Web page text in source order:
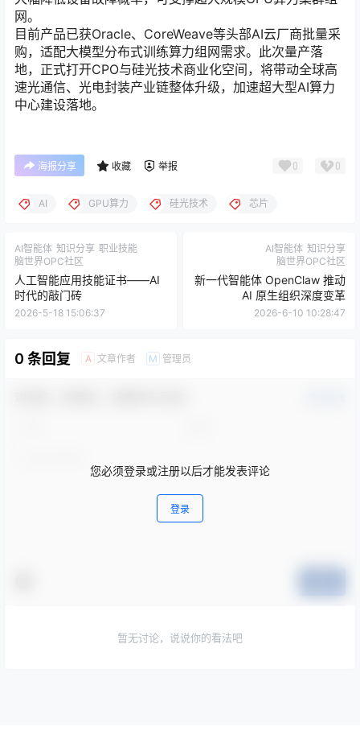
网。
目前产品已获Oracle、CoreWeave等头部AI云厂商批量采
购，适配大模型分布式训练算力组网需求。此次量产落
地，正式打开CPO与硅光技术商业化空间，将带动全球高
速光通信、光电封装产业链整体升级，加速超大型AI算力
中心建设落地。
海报分享 收藏 举报 0 0
AI GPU算力 硅光技术 芯片
AI智能体 知识分享 职业技能
脑世界OPC社区
人工智能应用技能证书——AI
时代的敲门砖
2026-5-18 15:06:37
AI智能体 知识分享
脑世界OPC社区
新一代智能体 OpenClaw 推动
AI 原生组织深度变革
2026-6-10 10:28:47
0 条回复 A 文章作者 M 管理员
您必须登录或注册以后才能发表评论
登录
暂无讨论，说说你的看法吧